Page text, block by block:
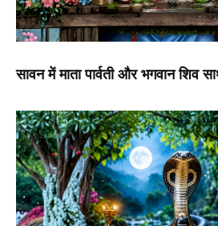
सावन में माता पार्वती और भगवान शिव